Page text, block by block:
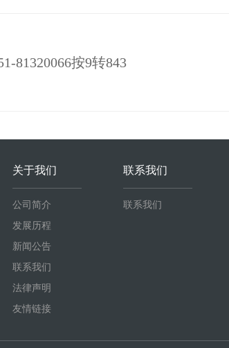
81320066按9转843
关于我们
公司简介
发展历程
新闻公告
联系我们
法律声明
友情链接
联系我们
联系我们